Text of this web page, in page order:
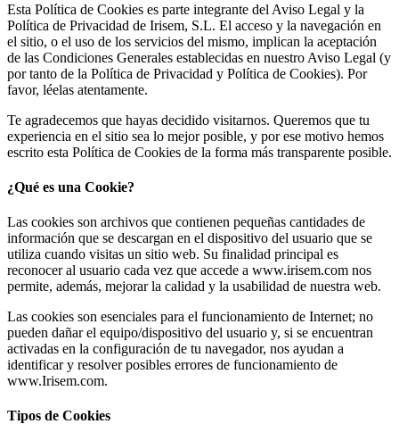
Esta Política de Cookies es parte integrante del Aviso Legal y la
Política de Privacidad de Irisem, S.L. El acceso y la navegación en
el sitio, o el uso de los servicios del mismo, implican la aceptación
de las Condiciones Generales establecidas en nuestro Aviso Legal (y
por tanto de la Política de Privacidad y Política de Cookies). Por
favor, léelas atentamente.
Te agradecemos que hayas decidido visitarnos. Queremos que tu
experiencia en el sitio sea lo mejor posible, y por ese motivo hemos
escrito esta Política de Cookies de la forma más transparente posible.
¿Qué es una Cookie?
Las cookies son archivos que contienen pequeñas cantidades de
información que se descargan en el dispositivo del usuario que se
utiliza cuando visitas un sitio web. Su finalidad principal es
reconocer al usuario cada vez que accede a www.irisem.com nos
permite, además, mejorar la calidad y la usabilidad de nuestra web.
Las cookies son esenciales para el funcionamiento de Internet; no
pueden dañar el equipo/dispositivo del usuario y, si se encuentran
activadas en la configuración de tu navegador, nos ayudan a
identificar y resolver posibles errores de funcionamiento de
www.Irisem.com.
Tipos de Cookies